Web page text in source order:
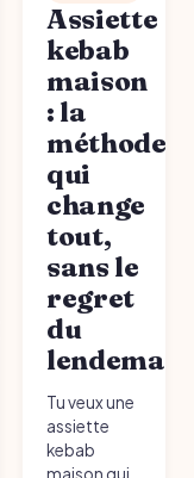
Assiette
kebab
maison
: la
méthode
qui
change
tout,
sans le
regret
du
lendemain
Tu veux une
assiette
kebab